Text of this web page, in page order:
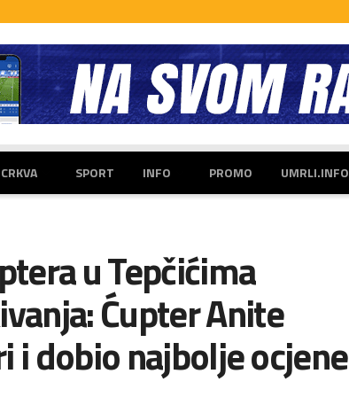
CRKVA SPORT INFO PROMO UMRLI.INFO
u Tepčićima
Ćupter Anite
i dobio najbolje ocjene